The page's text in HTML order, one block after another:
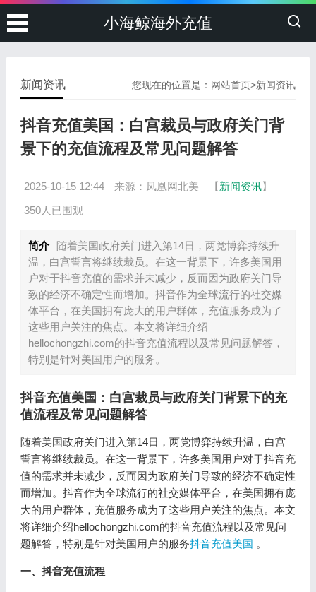
小海鲸海外充值
您现在的位置是： 网站首页>新闻资讯
新闻资讯
抖音充值美国：白宫裁员与政府关门背
景下的充值流程及常见问题解答
2025-10-15 12:44 来源：凤凰网北美 【新闻资讯】
350人已围观
简介
随着美国政府关门进入第14日，两党博弈持续升
温，白宫誓言将继续裁员。在这一背景下，许多美国用
户对于抖音充值的需求并未减少，反而因为政府关门导
致的经济不确定性而增加。抖音作为全球流行的社交媒
体平台，在美国拥有庞大的用户群体，充值服务成为了
这些用户关注的焦点。本文将详细介绍
hellochongzhi.com的抖音充值流程以及常见问题解答，
特别是针对美国用户的服务。
抖音充值美国：白宫裁员与政府关门背景下的充
值流程及常见问题解答
随着美国政府关门进入第14日，两党博弈持续升温，白宫
誓言将继续裁员。在这一背景下，许多美国用户对于抖音充
值的需求并未减少，反而因为政府关门导致的经济不确定性
而增加。抖音作为全球流行的社交媒体平台，在美国拥有庞
大的用户群体，充值服务成为了这些用户关注的焦点。本文
将详细介绍hellochongzhi.com的抖音充值流程以及常见问
题解答，特别是针对美国用户的服务抖音充值美国 。
一、抖音充值流程